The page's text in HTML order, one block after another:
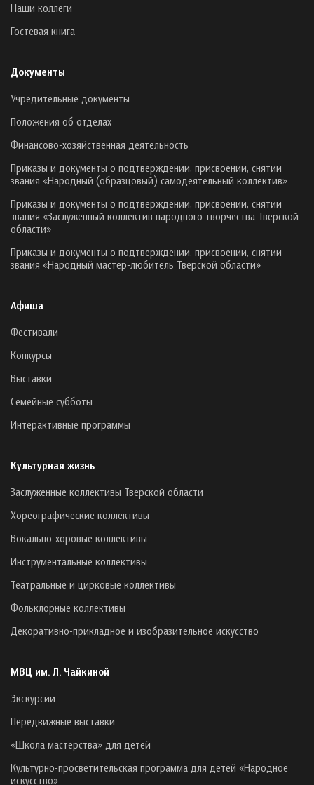
Наши коллеги
Гостевая книга
Документы
Учредительные документы
Положения об отделах
Финансово-хозяйственная деятельность
Приказы и документы о подтверждении, присвоении, снятии
звания «Народный (образцовый) самодеятельный коллектив»
Приказы и документы о подтверждении, присвоении, снятии
звания «Заслуженный коллектив народного творчества Тверской
области»
Приказы и документы о подтверждении, присвоении, снятии
звания «Народный мастер-любитель Тверской области»
Афиша
Фестивали
Конкурсы
Выставки
Семейные субботы
Интерактивные программы
Культурная жизнь
Заслуженные коллективы Тверской области
Хореографические коллективы
Вокально-хоровые коллективы
Инструментальные коллективы
Театральные и цирковые коллективы
Фольклорные коллективы
Декоративно-прикладное и изобразительное искусство
МВЦ им. Л. Чайкиной
Экскурсии
Передвижные выставки
«Школа мастерства» для детей
Культурно-просветительская программа для детей «Народное
искусство»